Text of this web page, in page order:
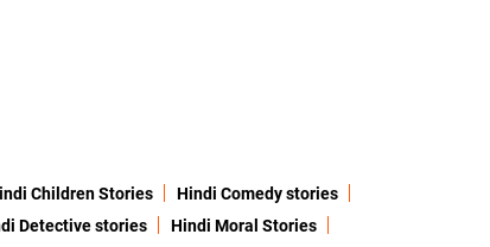
Children Stories
Hindi Comedy stories
Detective stories
Hindi Moral Stories